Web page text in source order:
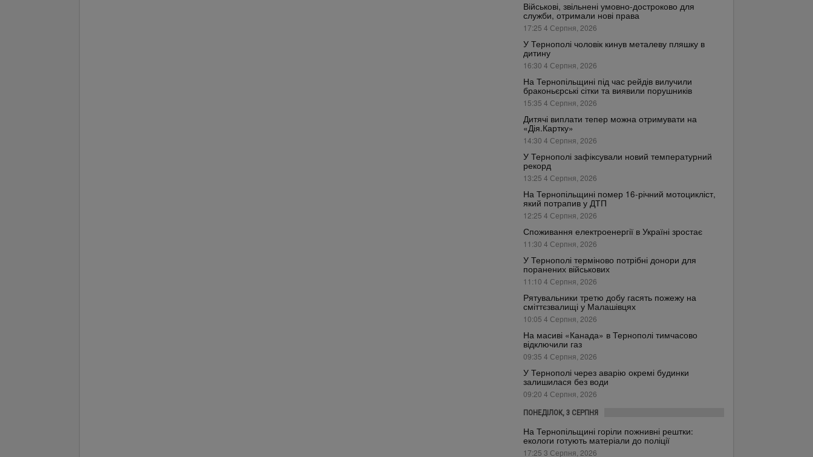
Військові, звільнені умовно-достроково для
служби, отримали нові права
17:25 4 Серпня, 2026
У Тернополі чоловік кинув металеву пляшку в
дитину
16:30 4 Серпня, 2026
На Тернопільщині під час рейдів вилучили
браконьєрські сітки та виявили порушників
15:35 4 Серпня, 2026
Дитячі виплати тепер можна отримувати на
«Дія.Картку»
14:30 4 Серпня, 2026
У Тернополі зафіксували новий температурний
рекорд
13:25 4 Серпня, 2026
На Тернопільщині помер 16-річний мотоцикліст,
який потрапив у ДТП
12:25 4 Серпня, 2026
Споживання електроенергії в Україні зростає
11:30 4 Серпня, 2026
У Тернополі терміново потрібні донори для
поранених військових
11:10 4 Серпня, 2026
Рятувальники третю добу гасять пожежу на
сміттєзвалищі у Малашівцях
10:05 4 Серпня, 2026
На масиві «Канада» в Тернополі тимчасово
відключили газ
09:35 4 Серпня, 2026
У Тернополі через аварію окремі будинки
залишилася без води
09:20 4 Серпня, 2026
ПОНЕДІЛОК, 3 СЕРПНЯ
На Тернопільщині горіли пожнивні рештки:
екологи готують матеріали до поліції
17:25 3 Серпня, 2026